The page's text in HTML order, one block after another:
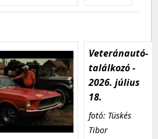
Veteránautó-
találkozó -
2026. július
18.
fotó: Tüskés
Tibor